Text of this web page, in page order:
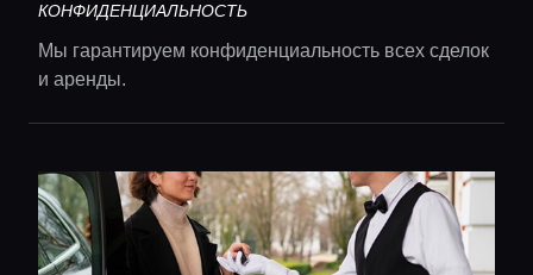
Гиды
Консьерж сервис
Lifestyle журнал
КОНФИДЕНЦИАЛЬНОСТЬ
Мы гарантируем конфиденциальность всех сделок
и аренды.